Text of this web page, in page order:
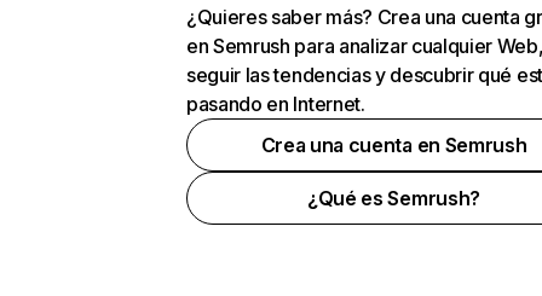
¿Quieres saber más? Crea una cuenta
en Semrush para analizar cualquier
seguir las tendencias y descubrir qué
pasando en Internet.
Crea una cuenta en Semrush
¿Qué es Semrush?